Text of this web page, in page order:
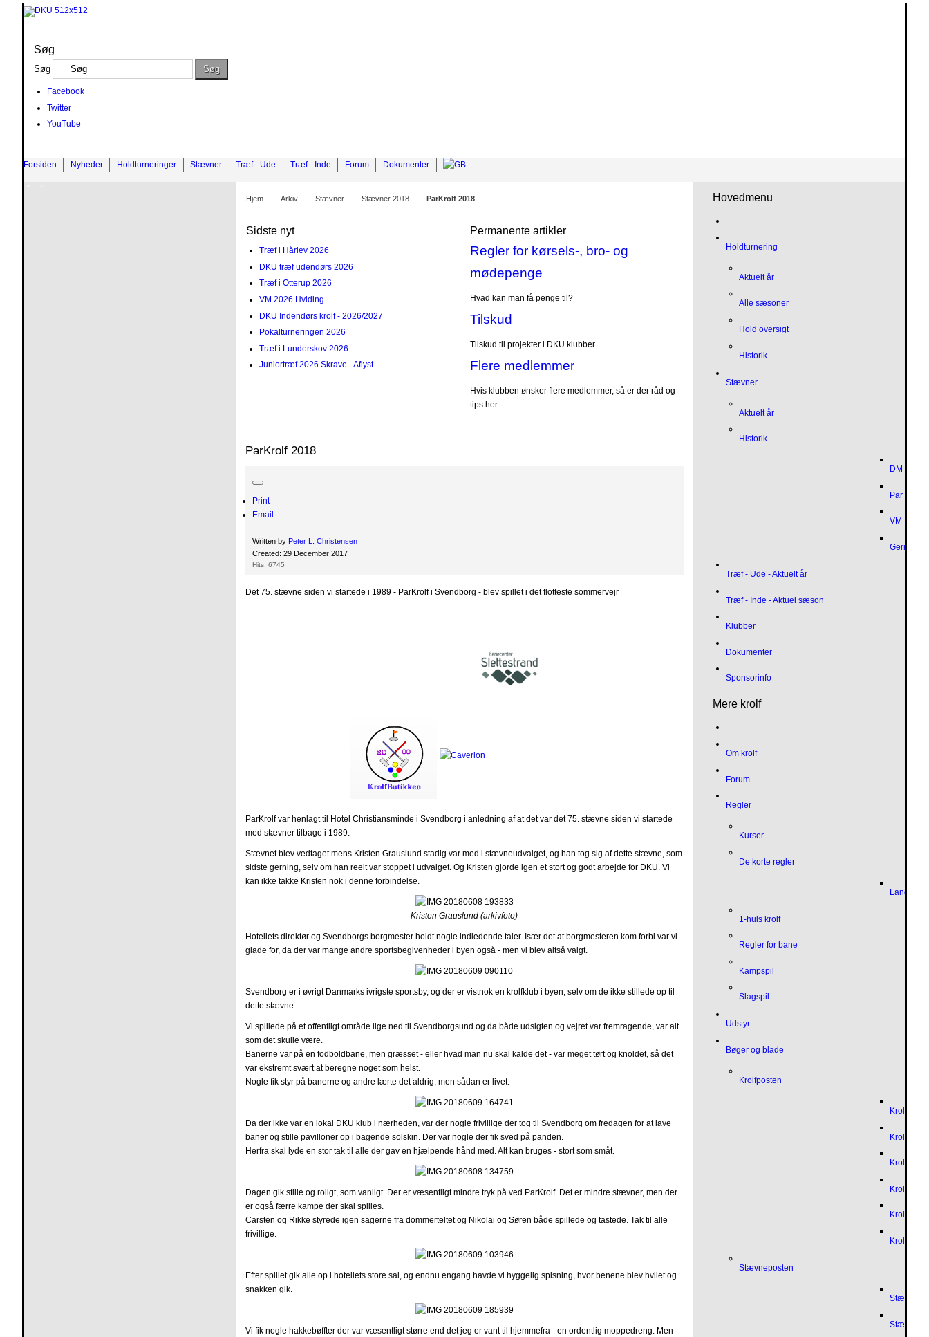
Søg
Søg Søg
Facebook
Twitter
YouTube
Forsiden Nyheder Holdturneringer Stævner Træf - Ude Træf - Inde Forum Dokumenter
Hjem Arkiv Stævner Stævner 2018 ParKrolf 2018
Sidste nyt
Træf i Hårlev 2026
DKU træf udendørs 2026
Træf i Otterup 2026
VM 2026 Hviding
DKU Indendørs krolf - 2026/2027
Pokalturneringen 2026
Træf i Lunderskov 2026
Juniortræf 2026 Skrave - Aflyst
Permanente artikler
Regler for kørsels-, bro- og
mødepenge
Hvad kan man få penge til?
Tilskud
Tilskud til projekter i DKU klubber.
Flere medlemmer
Hvis klubben ønsker flere medlemmer, så er der råd og
tips her
ParKrolf 2018
Print
Email
Written by Peter L. Christensen
Created: 29 December 2017
Hits: 6745
Det 75. stævne siden vi startede i 1989 - ParKrolf i Svendborg - blev spillet i det flotteste sommervejr
ParKrolf var henlagt til Hotel Christiansminde i Svendborg i anledning af at det var det 75. stævne siden vi startede
med stævner tilbage i 1989.
Stævnet blev vedtaget mens Kristen Grauslund stadig var med i stævneudvalget, og han tog sig af dette stævne, som
sidste gerning, selv om han reelt var stoppet i udvalget. Og Kristen gjorde igen et stort og godt arbejde for DKU. Vi
kan ikke takke Kristen nok i denne forbindelse.
Kristen Grauslund (arkivfoto)
Hotellets direktør og Svendborgs borgmester holdt nogle indledende taler. Især det at borgmesteren kom forbi var vi
glade for, da der var mange andre sportsbegivenheder i byen også - men vi blev altså valgt.
Svendborg er i øvrigt Danmarks ivrigste sportsby, og der er vistnok en krolfklub i byen, selv om de ikke stillede op til
dette stævne.
Vi spillede på et offentligt område lige ned til Svendborgsund og da både udsigten og vejret var fremragende, var alt
som det skulle være.
Banerne var på en fodboldbane, men græsset - eller hvad man nu skal kalde det - var meget tørt og knoldet, så det
var ekstremt svært at beregne noget som helst.
Nogle fik styr på banerne og andre lærte det aldrig, men sådan er livet.
Da der ikke var en lokal DKU klub i nærheden, var der nogle frivillige der tog til Svendborg om fredagen for at lave
baner og stille pavilloner op i bagende solskin. Der var nogle der fik sved på panden.
Herfra skal lyde en stor tak til alle der gav en hjælpende hånd med. Alt kan bruges - stort som småt.
Dagen gik stille og roligt, som vanligt. Der er væsentligt mindre tryk på ved ParKrolf. Det er mindre stævner, men der
er også færre kampe der skal spilles.
Carsten og Rikke styrede igen sagerne fra dommerteltet og Nikolai og Søren både spillede og tastede. Tak til alle
frivillige.
Efter spillet gik alle op i hotellets store sal, og endnu engang havde vi hyggelig spisning, hvor benene blev hvilet og
snakken gik.
Vi fik nogle hakkebøffter der var væsentligt større end det jeg er vant til hjemmefra - en ordentlig moppedreng. Men
Hovedmenu
Holdturnering
Aktuelt år
Alle sæsoner
Hold oversigt
Historik
Stævner
Aktuelt år
Historik
DM
Par
VM
German
Træf - Ude - Aktuelt år
Træf - Inde - Aktuel sæson
Klubber
Dokumenter
Sponsorinfo
Mere krolf
Om krolf
Forum
Regler
Kurser
De korte regler
1-huls krolf
Regler for bane
Kampspil
Slagspil
Udstyr
Bøger og blade
Krolfposten
Stævneposten